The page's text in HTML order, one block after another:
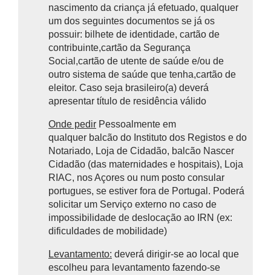
nascimento da criança já efetuado, qualquer
um dos seguintes documentos se já os
possuir: bilhete de identidade, cartão de
contribuinte,cartão da Segurança
Social,cartão de utente de saúde e/ou de
outro sistema de saúde que tenha,cartão de
eleitor. Caso seja brasileiro(a) deverá
apresentar título de residência válido
Onde pedir Pessoalmente em
qualquer balcão do Instituto dos Registos e do
Notariado, Loja de Cidadão, balcão Nascer
Cidadão (das maternidades e hospitais), Loja
RIAC, nos Açores ou num posto consular
portugues, se estiver fora de Portugal. Poderá
solicitar um Serviço externo no caso de
impossibilidade de deslocação ao IRN (ex:
dificuldades de mobilidade)
Levantamento: deverá dirigir-se ao local que
escolheu para levantamento fazendo-se